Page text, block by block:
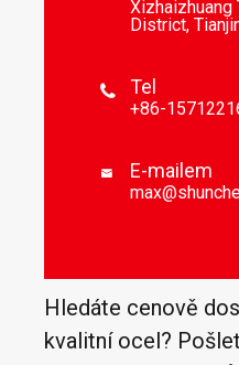
Xizhaizhuang
District,
 Tel
+86-
 E-mailem
Hledáte cenově
kvalitní ocel?